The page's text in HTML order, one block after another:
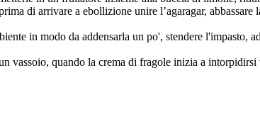
di arrivare a ebollizione unire l’agaragar,
in modo da addensarla un po', stendere l'impasto,
vassoio, quando la crema di fragole inizia a